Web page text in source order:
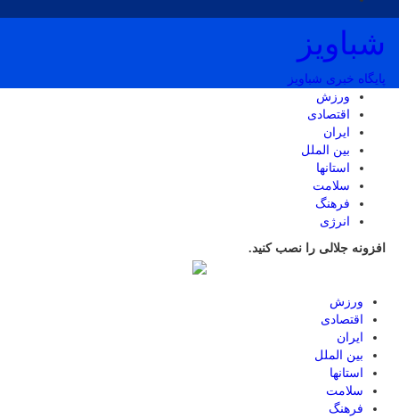
شباویز
پایگاه خبری شباویز
ورزش
اقتصادی
ایران
بین الملل
استانها
سلامت
فرهنگ
انرژی
افزونه جلالی را نصب کنید.
ورزش
اقتصادی
ایران
بین الملل
استانها
سلامت
فرهنگ